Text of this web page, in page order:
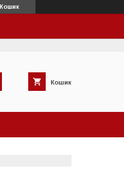
Кошик
Кошик